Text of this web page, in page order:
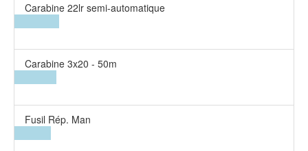
Carabine 22lr semi-automatique
Carabine 3x20 - 50m
Fusil Rép. Man